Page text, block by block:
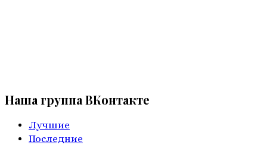
Наша группа ВКонтакте
Лучшие
Последние